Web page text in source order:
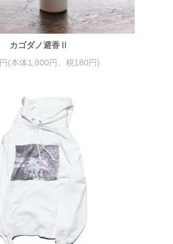
カゴダノ避香Ⅱ
(本体1,800円、税180円)